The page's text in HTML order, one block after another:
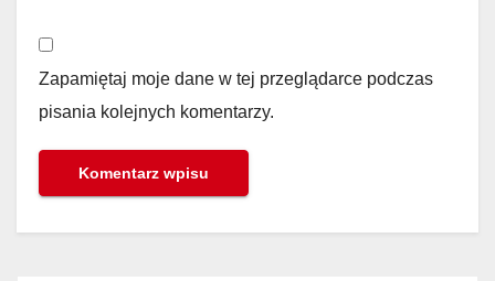
Zapamiętaj moje dane w tej przeglądarce podczas
pisania kolejnych komentarzy.